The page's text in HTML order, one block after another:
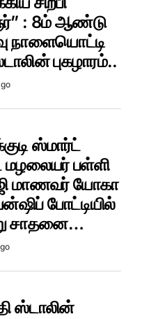
: 8ம் ஆண்டு
நாளையொட்டி
புகழாரம்..
ஸ்மார்ட்
மழலையர் பள்ளி
மாணவர் யோகா
போட்டியில்
சாதனை…
ஸ்டாலின்